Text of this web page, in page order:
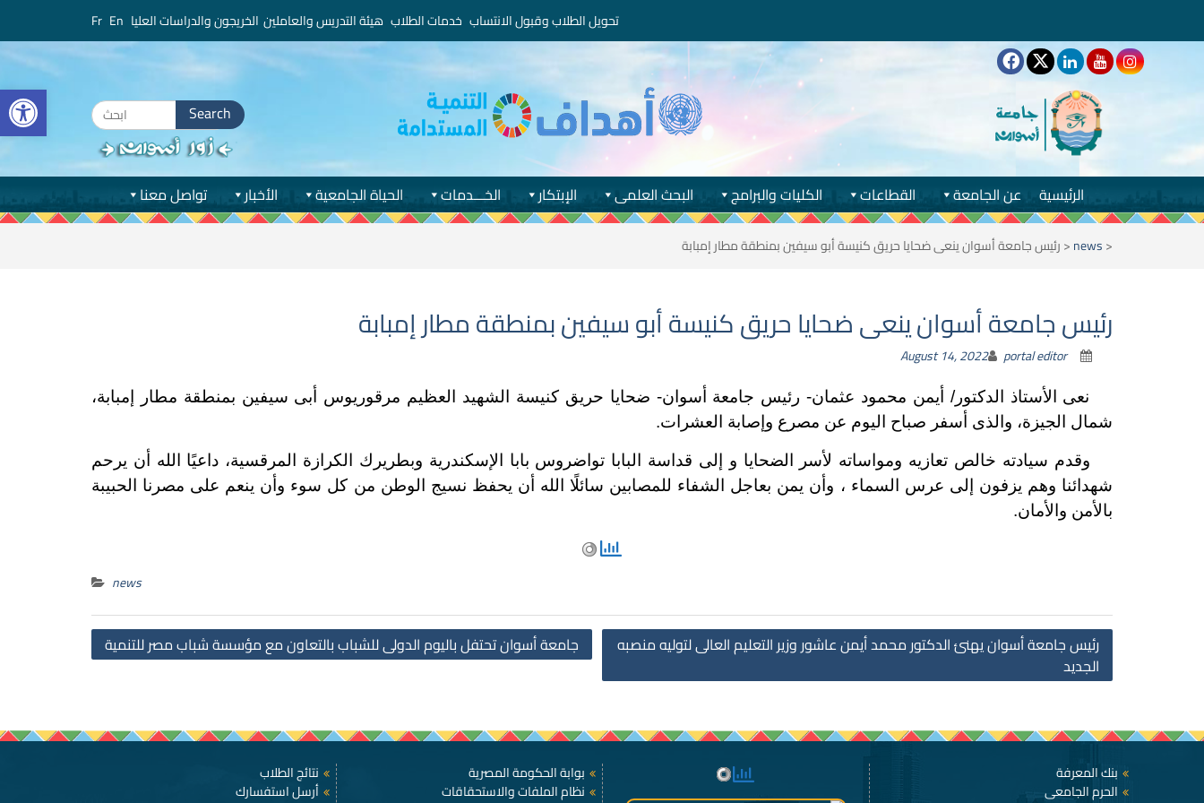
تحويل الطلاب وقبول الانتساب خدمات الطلاب هيئة التدريس والعاملين الخريجون والدراسات العليا
Search
for:
تواصل معنا الأخبار الحياة الجامعية الخـــدمات الإبتكار البحث العلمى الكليات والبرامج القطاعات عن الجامعة الرئيسية
<
news
<رئيس جامعة أسوان ينعى ضحايا حريق كنيسة أبو سيفين بمنطقة مطار إمبابة
رئيس جامعة أسوان ينعى ضحايا حريق كنيسة أبو سيفين بمنطقة مطار إمبابة
August 14, 2022 portal editor
نعى الأستاذ الدكتور/ أيمن محمود عثمان- رئيس جامعة أسوان- ضحايا حريق كنيسة الشهيد العظيم مرقوريوس أبى سيفين بمنطقة مطار إمبابة،
شمال الجيزة، والذى أسفر صباح اليوم عن مصرع وإصابة العشرات.
وقدم سيادته خالص تعازيه ومواساته لأسر الضحايا و إلى قداسة البابا تواضروس بابا الإسكندرية وبطريرك الكرازة المرقسية، داعيًا الله أن يرحم
شهدائنا وهم يزفون إلى عرس السماء ، وأن يمن بعاجل الشفاء للمصابين سائلًا الله أن يحفظ نسيج الوطن من كل سوء وأن ينعم على مصرنا الحبيبة
بالأمن والأمان.
news
جامعة أسوان تحتفل باليوم الدولى للشباب بالتعاون مع مؤسسة شباب مصر للتنمية
رئيس جامعة أسوان يهنئ الدكتور محمد أيمن عاشور وزير التعليم العالى لتوليه منصبه
الجديد
نتائج الطلاب
أرسل استفسارك
بوابة الحكومة المصرية
نظام الملفات والاستحقاقات
بنك المعرفة
الحرم الجامعى